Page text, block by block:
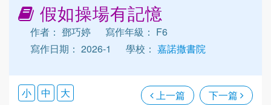
假如操場有記憶
作者： 鄧巧婷
寫作年級： F6
寫作日期： 2026-1
學校： 嘉諾撒書院
上一篇 下一篇
小 中 大